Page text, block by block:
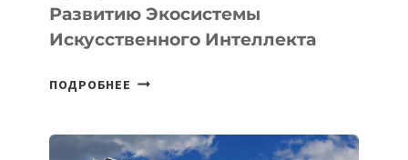
Развитию Экосистемы
Искусственного Интеллекта
ПОДРОБНЕЕ В
ПРИОРИТЕТНЫЕ